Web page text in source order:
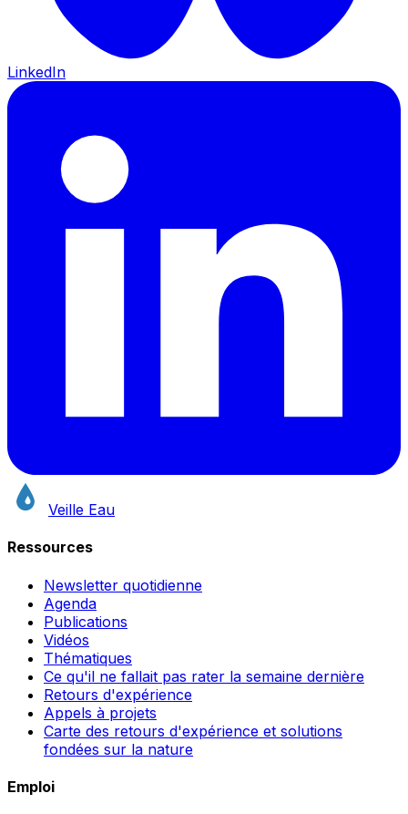
LinkedIn
Veille Eau
Ressources
Newsletter quotidienne
Agenda
Publications
Vidéos
Thématiques
Ce qu'il ne fallait pas rater la semaine dernière
Retours d'expérience
Appels à projets
Carte des retours d'expérience et solutions
fondées sur la nature
Emploi